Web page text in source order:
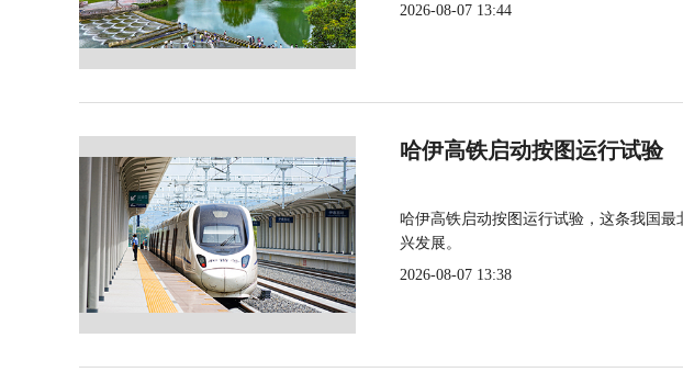
2026-08-07 13:44
哈伊高铁启动按图运行试验
哈伊高铁启动按图运行试验，这条我国
兴发展。
2026-08-07 13:38